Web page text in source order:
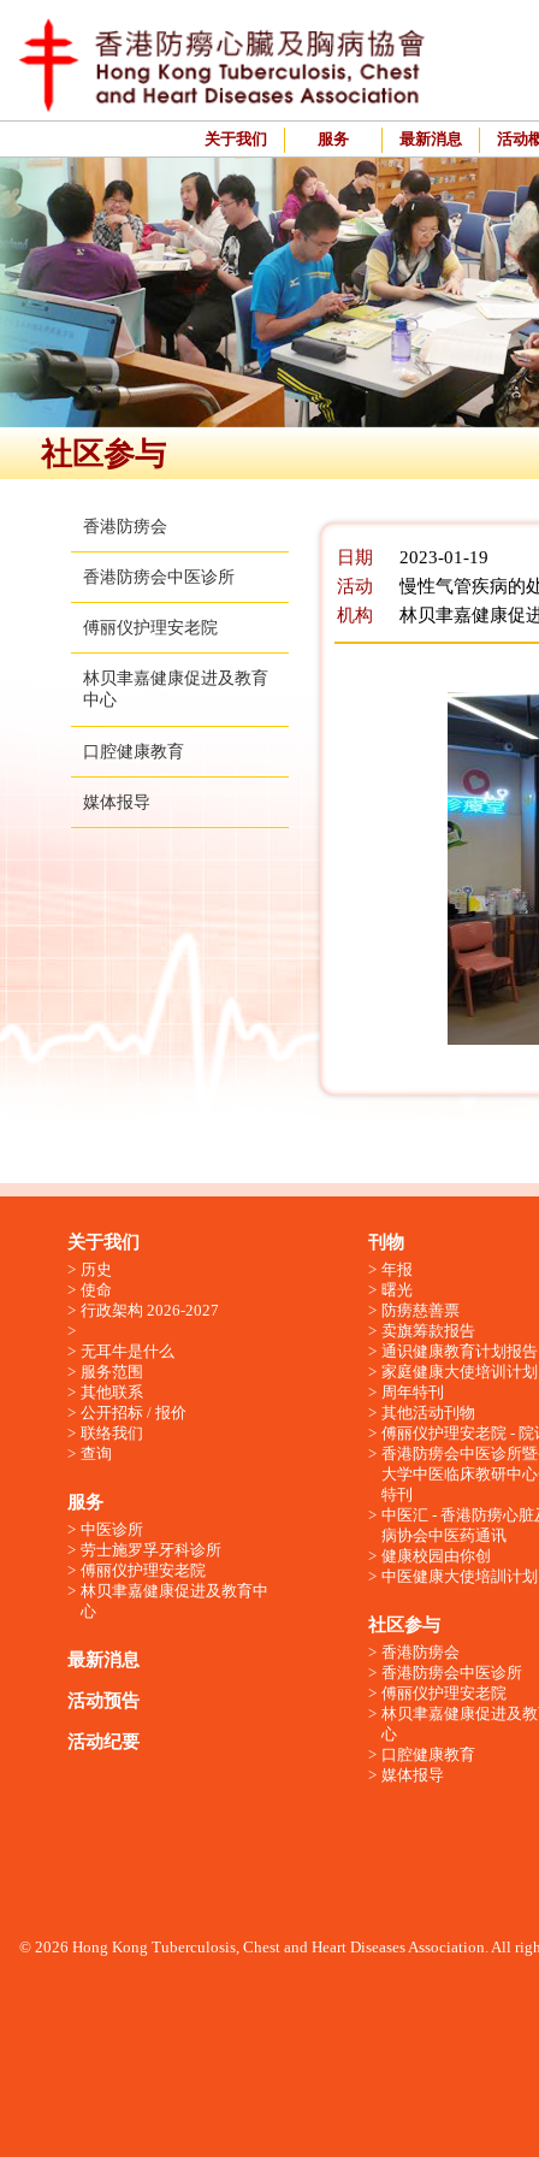
关于我们 服务 最新消息 活动
社区参与
香港防痨会
香港防痨会中医诊所
傅丽仪护理安老院
林贝聿嘉健康促进及教育
中心
口腔健康教育
媒体报导
日期
2023-01-19
活动
慢性气管疾病的
机构
林贝聿嘉健康促
关于我们
历史
使命
行政架构 2026-2027
无耳牛是什么
服务范围
其他联系
公开招标 / 报价
联络我们
查询
服务
中医诊所
劳士施罗孚牙科诊所
傅丽仪护理安老院
林贝聿嘉健康促进及教育中
心
最新消息
活动预告
活动纪要
刊物
年报
曙光
防痨慈善票
卖旗筹款报告
通识健康教育计划报告
家庭健康大使培训计划
周年特刊
其他活动刊物
傅丽仪护理安老院 - 院
香港防痨会中医诊所
大学中医临床教研中
特刊
中医汇 - 香港防痨心脏
病协会中医药通讯
健康校园由你创
中医健康大使培訓计划
社区参与
香港防痨会
香港防痨会中医诊所
傅丽仪护理安老院
林贝聿嘉健康促进及
心
口腔健康教育
媒体报导
© 2026 Hong Kong Tuberculosis, Chest and Heart Diseases Association. All